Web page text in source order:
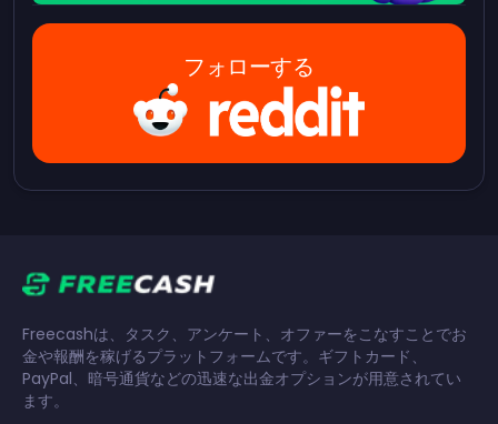
フォローする
Freecashは、タスク、アンケート、オファーをこなすことでお
金や報酬を稼げるプラットフォームです。ギフトカード、
PayPal、暗号通貨などの迅速な出金オプションが用意されてい
ます。